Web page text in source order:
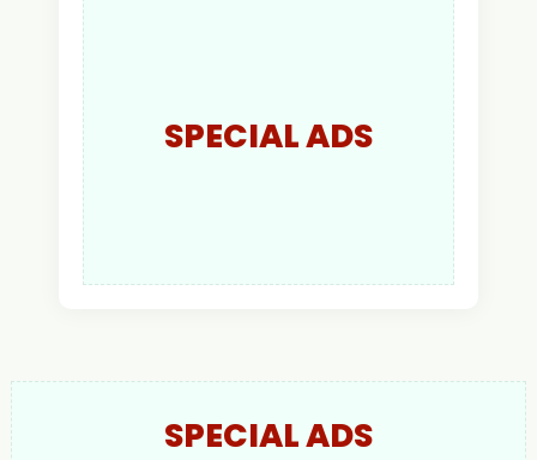
SPECIAL ADS
SPECIAL ADS